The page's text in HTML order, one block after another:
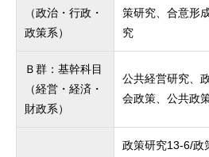
（政治・行政・
政策系）
策研究、合意形
究
Ｂ群：基幹科目
（経営・経済・
財政系）
公共経営研究、
会政策、公共政
政策研究13-6/